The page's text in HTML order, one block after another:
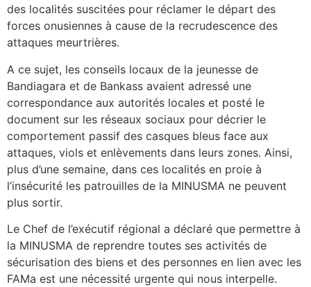
des localités suscitées pour réclamer le départ des
forces onusiennes à cause de la recrudescence des
attaques meurtrières.
A ce sujet, les conseils locaux de la jeunesse de
Bandiagara et de Bankass avaient adressé une
correspondance aux autorités locales et posté le
document sur les réseaux sociaux pour décrier le
comportement passif des casques bleus face aux
attaques, viols et enlèvements dans leurs zones. Ainsi,
plus d’une semaine, dans ces localités en proie à
l’insécurité les patrouilles de la MINUSMA ne peuvent
plus sortir.
Le Chef de l’exécutif régional a déclaré que permettre à
la MINUSMA de reprendre toutes ses activités de
sécurisation des biens et des personnes en lien avec les
FAMa est une nécessité urgente qui nous interpelle.